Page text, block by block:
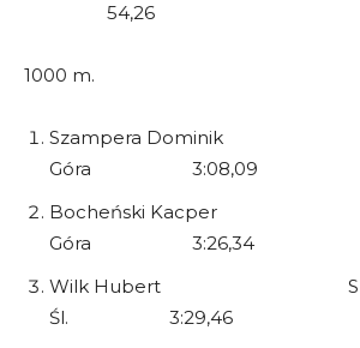
54,26
1000 m.
Szampera Dominik SP
Góra 3:08,09
Bocheński Kacper SP
Góra 3:26,34
Wilk Hubert SP
Śl. 3:29,46